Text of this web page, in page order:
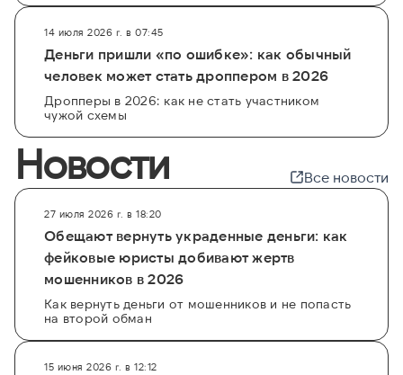
14 июля 2026 г. в 07:45
Деньги пришли «по ошибке»: как обычный
человек может стать дроппером в 2026
Дропперы в 2026: как не стать участником
чужой схемы
Новости Все новости
27 июля 2026 г. в 18:20
Обещают вернуть украденные деньги: как
фейковые юристы добивают жертв
мошенников в 2026
Как вернуть деньги от мошенников и не попасть
на второй обман
15 июня 2026 г. в 12:12